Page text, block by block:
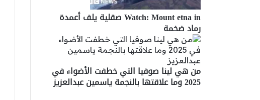
Watch: Mount etna in صقلية يلف أعمدة
رماد ضخمة
من هي لينا صوفيا التي خطفت الأضواء في
2025 وما علاقتها بالنجمة ياسمين عبدالعزيز